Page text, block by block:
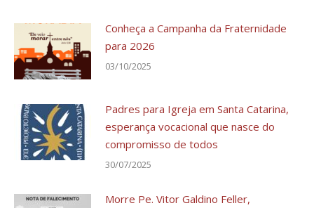
Conheça a Campanha da Fraternidade
para 2026
03/10/2025
Padres para Igreja em Santa Catarina,
esperança vocacional que nasce do
compromisso de todos
30/07/2025
Morre Pe. Vitor Galdino Feller,